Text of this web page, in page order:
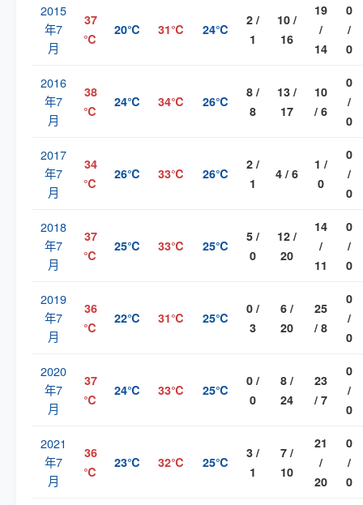
2015
年7
月
37
℃
20℃ 31℃ 24℃
2 /
1
10 /
16
19
/
14
0
/
0
2016
年7
月
38
℃
24℃ 34℃ 26℃
8 /
8
13 /
17
10
/ 6
0
/
0
2017
年7
月
34
℃
26℃ 33℃ 26℃
2 /
1
4 / 6
1 /
0
0
/
0
2018
年7
月
37
℃
25℃ 33℃ 25℃
5 /
0
12 /
20
14
/
11
0
/
0
2019
年7
月
36
℃
22℃ 31℃ 25℃
0 /
3
6 /
20
25
/ 8
0
/
0
2020
年7
月
37
℃
24℃ 33℃ 25℃
0 /
0
8 /
24
23
/ 7
0
/
0
2021
年7
月
36
℃
23℃ 32℃ 25℃
3 /
1
7 /
10
21
/
20
0
/
0